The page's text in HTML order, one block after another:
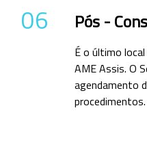
06 Pós -
É o último
AME Assis. O
agendamento
procedimentos.